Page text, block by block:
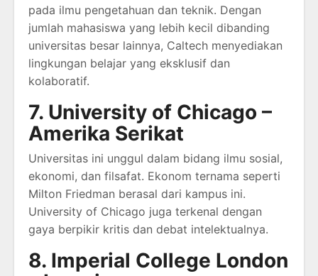
pada ilmu pengetahuan dan teknik. Dengan
jumlah mahasiswa yang lebih kecil dibanding
universitas besar lainnya, Caltech menyediakan
lingkungan belajar yang eksklusif dan
kolaboratif.
7. University of Chicago –
Amerika Serikat
Universitas ini unggul dalam bidang ilmu sosial,
ekonomi, dan filsafat. Ekonom ternama seperti
Milton Friedman berasal dari kampus ini.
University of Chicago juga terkenal dengan
gaya berpikir kritis dan debat intelektualnya.
8. Imperial College London